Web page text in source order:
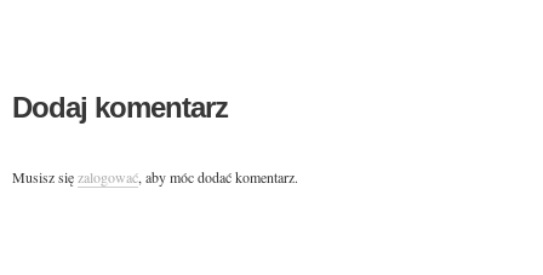
Dodaj komentarz
Musisz sięzalogować, aby móc dodać komentarz.